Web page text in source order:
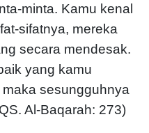
minta. Kamu kenal
sifatnya, mereka
secara mendesak.
yang kamu
sesungguhnya
Al-Baqarah: 273)